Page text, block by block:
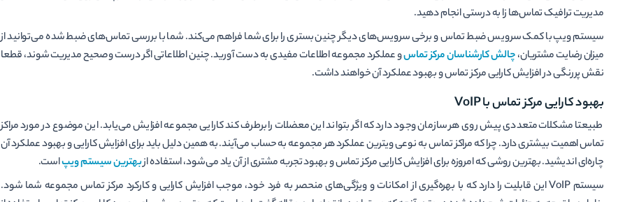
مدیریت ترافیک تماس‌ها زا به درستی انجام دهید.
سیستم ویپ با کمک سرویس ضبط تماس و برخی سرویس‌های دیگر چنین بستری را برای شما فراهم می‌کند. شما با بررسی تماس‌های ضبط شده می‌توانید از
میزان رضایت مشتریان،چالش کارشناسان مرکز تماسو عملکرد مجموعه اطلاعات مفیدی به دست آورید. چنین اطلاعاتی اگر درست و صحیح مدیریت شوند، قطعا
نقش پررنگی در افزایش کارایی مرکز تماس و بهبود عملکرد آن خواهند داشت.
بهبود کارایی مرکز تماس با VoIP
طبیعتا مشکلات متعددی پیش روی هر سازمان وجود دارد که اگر بتواند این معضلات را برطرف کند کارایی مجموعه افزایش می‌یابد. این موضوع در مورد مراکز
تماس اهمیت بیشتری دارد. چرا که مراکز تماس به نوعی ویترین عملکرد هر مجموعه به حساب می‌آیند. به همین دلیل باید برای افزایش کارایی و بهبود عملکرد آن
چاره‌ای اندیشید. بهترین روشی که امروزه برای افزایش کارایی مرکز تماس و بهبود تجربه مشتری از آن یاد می‌شود، استفاده ازبهترین سیستم ویپاست.
سیستم VoIP این قابلیت را دارد که با بهره‌گیری از امکانات و ویژگی‌های منحصر به فرد خود، موجب افزایش کارایی و کارکرد مرکز تماس مجموعه شما شود.